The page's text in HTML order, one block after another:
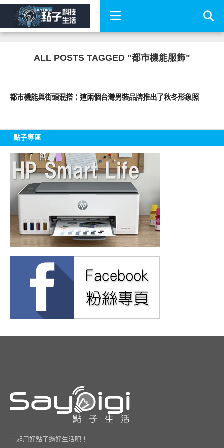
ALL POSTS TAGGED "都市機能服飾"
都市機能與街頭混搭：這兩個台灣男裝品牌推出了秋冬形象照
點子專區
一起用好點子過好生活吧！